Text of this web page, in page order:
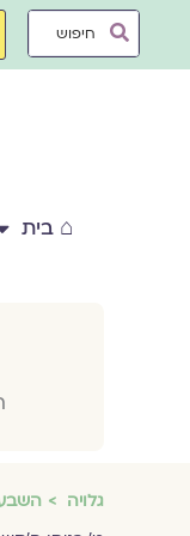
Search
⌂ בית
גלויה